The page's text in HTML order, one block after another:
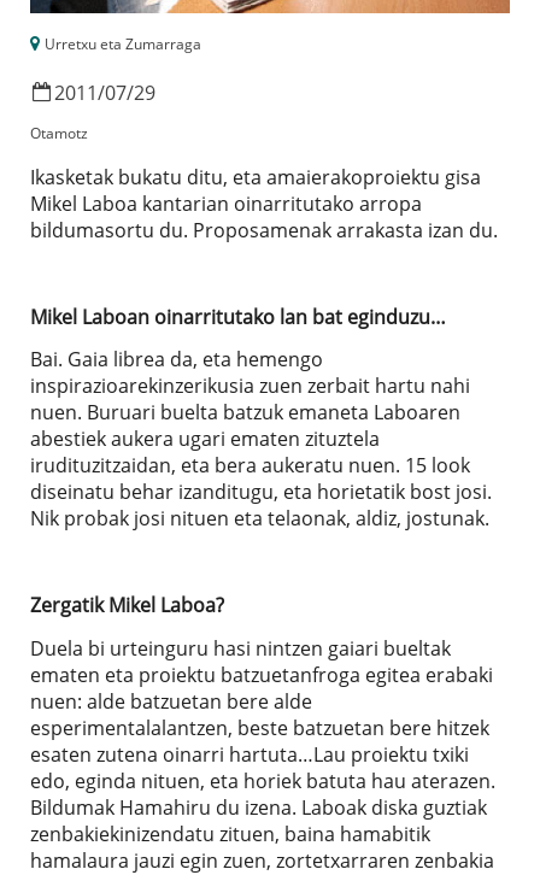
Urretxu eta Zumarraga
2011/07/29
Otamotz
Ikasketak bukatu ditu, eta amaierakoproiektu gisa
Mikel Laboa kantarian oinarritutako arropa
bildumasortu du. Proposamenak arrakasta izan du.
Mikel Laboan oinarritutako lan bat eginduzu…
Bai. Gaia librea da, eta hemengo
inspirazioarekinzerikusia zuen zerbait hartu nahi
nuen. Buruari buelta batzuk emaneta Laboaren
abestiek aukera ugari ematen zituztela
irudituzitzaidan, eta bera aukeratu nuen. 15 look
diseinatu behar izanditugu, eta horietatik bost josi.
Nik probak josi nituen eta telaonak, aldiz, jostunak.
Zergatik Mikel Laboa?
Duela bi urteinguru hasi nintzen gaiari bueltak
ematen eta proiektu batzuetanfroga egitea erabaki
nuen: alde batzuetan bere alde
esperimentalalantzen, beste batzuetan bere hitzek
esaten zutena oinarri hartuta…Lau proiektu txiki
edo, eginda nituen, eta horiek batuta hau aterazen.
Bildumak Hamahiru du izena. Laboak diska guztiak
zenbakiekinizendatu zituen, baina hamabitik
hamalaura jauzi egin zuen, zortetxarraren zenbakia